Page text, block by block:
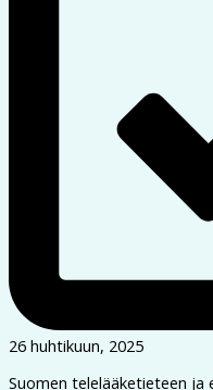
26 huhtikuun, 2025
Suomen telelääketieteen